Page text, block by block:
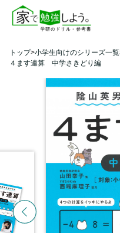
トップ 小学生向けのシリーズ一覧
４ます連算 中学さきどり編